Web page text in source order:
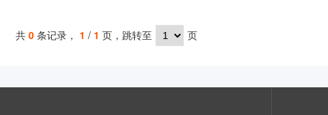
共 0 条记录， 1 / 1 页，跳转至 页